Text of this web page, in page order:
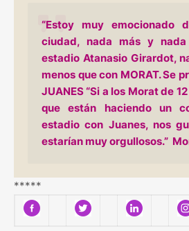
“Estoy muy emocionado
ciudad, nada más y
estadio Atanasio Girardot,
menos que con MORAT. Se
JUANES “Si a los Morat de
que están haciendo un
estadio con Juanes, nos
estarían muy orgullosos.”
*****